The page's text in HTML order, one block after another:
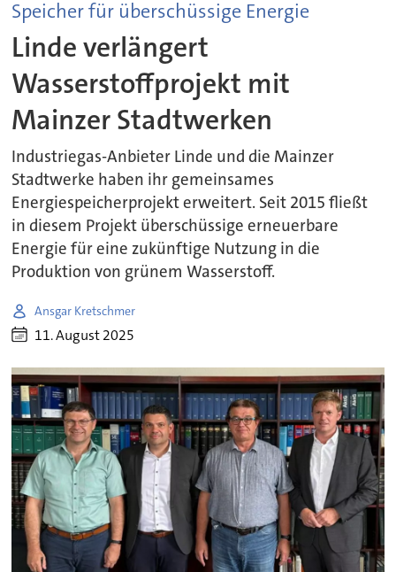
Speicher für überschüssige Energie
Linde verlängert
Wasserstoffprojekt mit
Mainzer Stadtwerken
Industriegas-Anbieter Linde und die Mainzer
Stadtwerke haben ihr gemeinsames
Energiespeicherprojekt erweitert. Seit 2015 fließt
in diesem Projekt überschüssige erneuerbare
Energie für eine zukünftige Nutzung in die
Produktion von grünem Wasserstoff.
Ansgar Kretschmer
11. August 2025